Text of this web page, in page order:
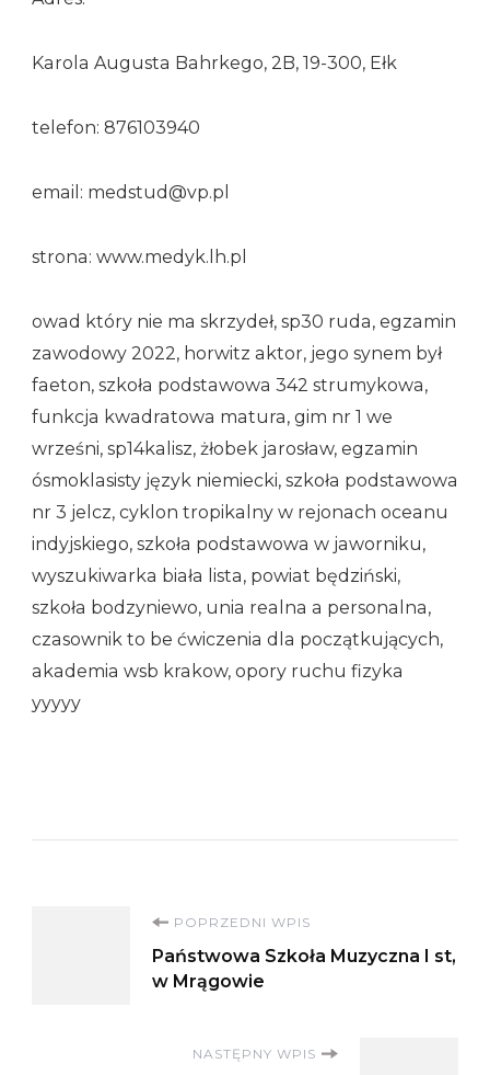
Karola Augusta Bahrkego, 2B, 19-300, Ełk
telefon: 876103940
email: medstud@vp.pl
strona: www.medyk.lh.pl
owad który nie ma skrzydeł, sp30 ruda, egzamin
zawodowy 2022, horwitz aktor, jego synem był
faeton, szkoła podstawowa 342 strumykowa,
funkcja kwadratowa matura, gim nr 1 we
wrześni, sp14kalisz, żłobek jarosław, egzamin
ósmoklasisty język niemiecki, szkoła podstawowa
nr 3 jelcz, cyklon tropikalny w rejonach oceanu
indyjskiego, szkoła podstawowa w jaworniku,
wyszukiwarka biała lista, powiat będziński,
szkoła bodzyniewo, unia realna a personalna,
czasownik to be ćwiczenia dla początkujących,
akademia wsb krakow, opory ruchu fizyka
yyyyy
Nawigacja
wpisu
POPRZEDNI WPIS
Państwowa Szkoła Muzyczna I st,
w Mrągowie
NASTĘPNY WPIS